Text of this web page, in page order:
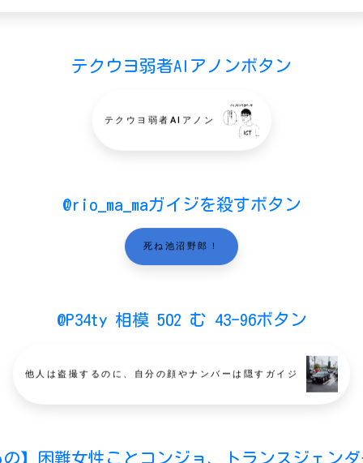
テクウヨ弱者AIアノンボタン
テクウヨ弱者AIアノン
@rio_ma_maガイジを殺すボタン
死ね池沼野郎！
@P34ty 相模 502 む 43-96ボタン
他人は盗撮するのに、自分の顔やナンバーは隠すガイジ
】困難女性ことコンジョ、トランスジェン